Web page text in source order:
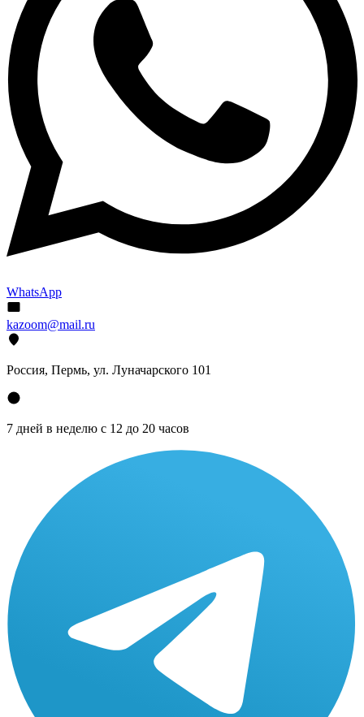
WhatsApp
kazoom@mail.ru
Россия, Пермь, ул. Луначарского 101
7 дней в неделю с 12 до 20 часов